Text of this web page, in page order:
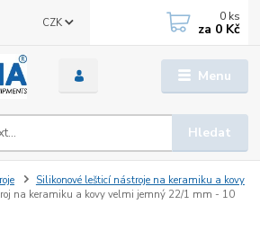
Menu
CZK
Hledat
0 ks
za 0 Kč
Silikonové lešticí nástroje na keramiku a kovy
na keramiku a kovy velmi jemný 22/1 mm - 10